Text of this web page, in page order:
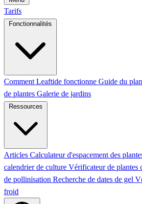
Tarifs
Fonctionnalités
Comment Leaftide fonctionne Guide du
de plantes Galerie de jardins
Ressources
Articles Calculateur d'espacement des
calendrier de culture Vérificateur de plantes
de pollinisation Recherche de dates de gel
froid